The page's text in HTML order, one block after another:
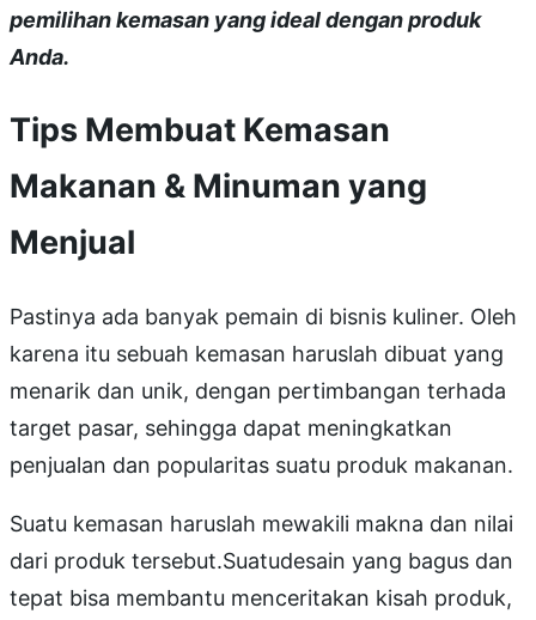
pemilihan kemasan yang ideal dengan produk
Anda.
Tips Membuat Kemasan
Makanan & Minuman yang
Menjual
Pastinya ada banyak pemain di bisnis kuliner. Oleh
karena itu sebuah kemasan haruslah dibuat yang
menarik dan unik, dengan pertimbangan terhada
target pasar, sehingga dapat meningkatkan
penjualan dan popularitas suatu produk makanan.
Suatu kemasan haruslah mewakili makna dan nilai
dari produk tersebut.Suatudesain yang bagus dan
tepat bisa membantu menceritakan kisah produk,